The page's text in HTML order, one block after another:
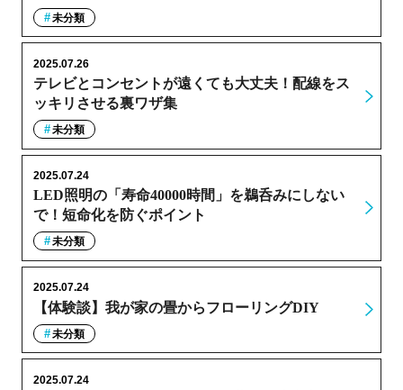
未分類
テレビとコンセントが遠くても大丈夫！配線をス
ッキリさせる裏ワザ集
2025.07.26
未分類
LED照明の「寿命40000時間」を鵜呑みにしない
で！短命化を防ぐポイント
2025.07.24
未分類
【体験談】我が家の畳からフローリングDIY
2025.07.24
未分類
2025.07.24